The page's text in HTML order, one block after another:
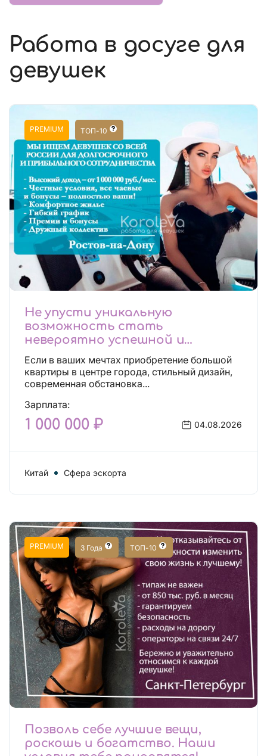
Работа в досуге для
девушек
PREMIUM ТОП-10
Не упусти уникальную
возможность стать
невероятно успешной и
независимой!
Если в ваших мечтах приобретение большой
квартиры в центре города, стильный дизайн,
современная обстановка...
Зарплата:
1 000 000 ₽ 04.08.2026
Китай Сфера эскорта
PREMIUM 3 Года ТОП-10
Позволь себе лучшие вещи,
роскошь и богатство. Наши